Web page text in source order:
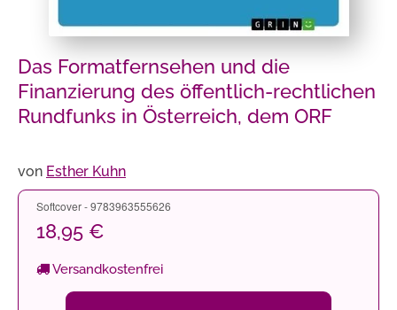
Das Formatfernsehen und die
Finanzierung des öffentlich-rechtlichen
Rundfunks in Österreich, dem ORF
von Esther Kuhn
Softcover - 9783963555626
18,95 €
Versandkostenfrei